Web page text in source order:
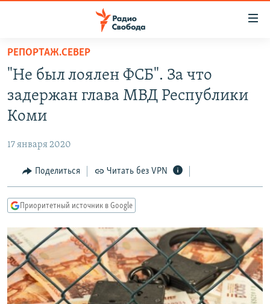
упрощенного
доступа
основному
Вернутся
Вернутся
поиску
ПРОГРАММЫ
АВТОРСКИЕ ПРОЕКТЫ
МНЕНИЯ
КУЛЬТУРА
КАВКАЗ.РЕАЛИИ
СЕВЕР.РЕАЛИИ
СИБИРЬ.РЕАЛИИ
РАСПИСАНИЕ ВЕЩАНИЯ
РЕПОРТАЖ.СЕВЕР
"Не был лоялен ФСБ". За что
задержан глава МВД Республики
Коми
17 января 2020
Поделиться Читать без VPN
Приоритетный источник в Google